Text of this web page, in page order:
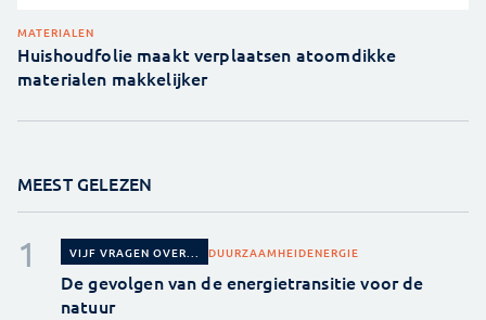
MATERIALEN
Huishoudfolie maakt verplaatsen atoomdikke
materialen makkelijker
MEEST GELEZEN
VIJF VRAGEN OVER... DUURZAAMHEIDENERGIE
De gevolgen van de energietransitie voor de
natuur